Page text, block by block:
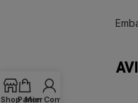
ShopPanier
Mon Compte